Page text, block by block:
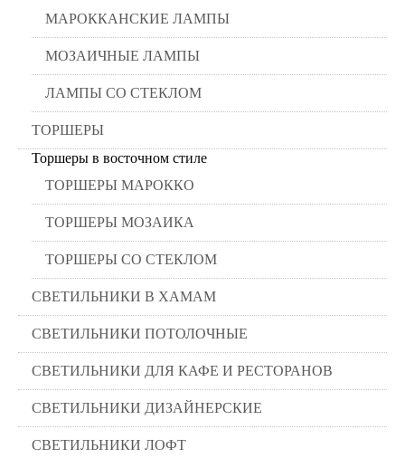
МАРОККАНСКИЕ ЛАМПЫ
МОЗАИЧНЫЕ ЛАМПЫ
ЛАМПЫ СО СТЕКЛОМ
ТОРШЕРЫ
Торшеры в восточном стиле
ТОРШЕРЫ МАРОККО
ТОРШЕРЫ МОЗАИКА
ТОРШЕРЫ СО СТЕКЛОМ
СВЕТИЛЬНИКИ В ХАМАМ
СВЕТИЛЬНИКИ ПОТОЛОЧНЫЕ
СВЕТИЛЬНИКИ ДЛЯ КАФЕ И РЕСТОРАНОВ
СВЕТИЛЬНИКИ ДИЗАЙНЕРСКИЕ
СВЕТИЛЬНИКИ ЛОФТ